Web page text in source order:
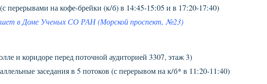
перерывами на кофе-брейки (к/б) в 14:45-15:05 и в 17:20-17:40)
в Доме Ученых СО РАН (Морской проспект, №23)
и коридоре перед поточной аудиторией 3307, этаж 3)
заседания в 5 потоков (с перерывом на к/б* в 11:20-11:40)